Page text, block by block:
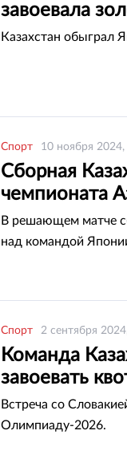
завоевала
Казахстан обыграл
Спорт 10 ноября
Сборная
чемпионата
В решающем матче
над командой
Спорт 2 сентября
Команда
завоевать
Встреча со
Олимпиаду-2026.